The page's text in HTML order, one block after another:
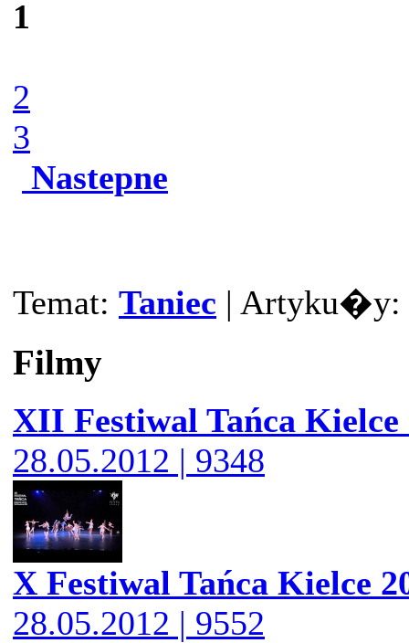
1
2
3
Nastepne
Temat: Taniec | Artyku�y:
Filmy
XII Festiwal Tańca Kielce
28.05.2012 | 9348
X Festiwal Tańca Kielce
28.05.2012 | 9552